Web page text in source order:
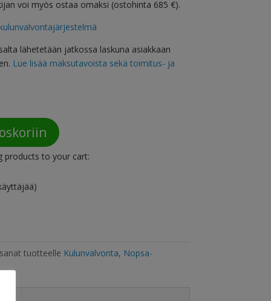
voi myös ostaa omaksi (ostohinta 685 €).
lähetetään jatkossa laskuna asiakkaan
Lue lisää maksutavoista sekä toimitus- ja
products to your cart:
tuotteelle Kulunvalvonta, Nopsa-